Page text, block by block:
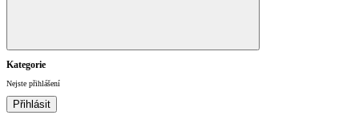
Kategorie
Nejste přihlášení
Přihlásit